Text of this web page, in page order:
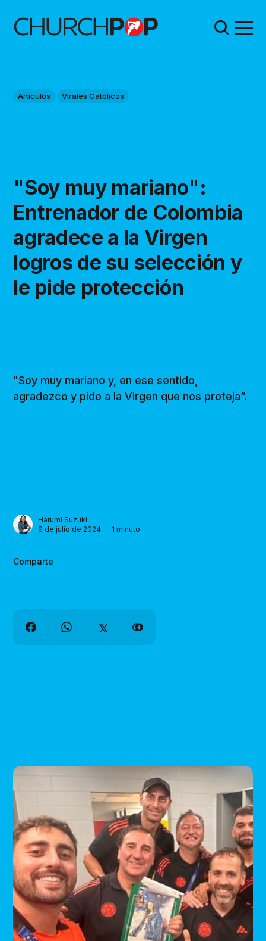
Artículos Virales Católicos
"Soy muy mariano":
Entrenador de Colombia
agradece a la Virgen
logros de su selección y
le pide protección
"Soy muy mariano y, en ese sentido,
agradezco y pido a la Virgen que nos proteja”.
Harumi Suzuki
9 de julio de 2024 — 1 minuto
Comparte